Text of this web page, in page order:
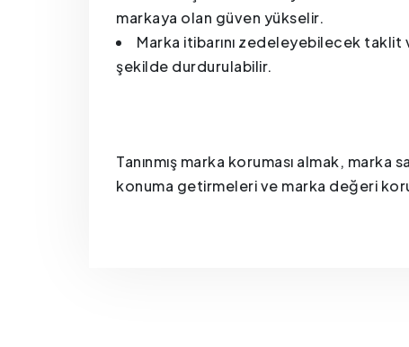
markaya olan güven yükselir.
Marka itibarını zedeleyebilecek taklit
şekilde durdurulabilir.
Tanınmış marka koruması almak,
konuma getirmeleri ve marka değeri